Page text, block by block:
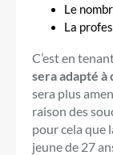
Le
La
C’est en
sera adapté à
sera plus
raison des
pour cela que
jeune de 27